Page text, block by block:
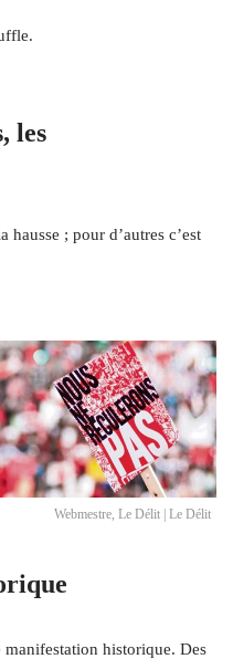
les
hausse ; pour d’autres c’est
Webmestre, Le Délit | Le Délit
manifestation historique. Des